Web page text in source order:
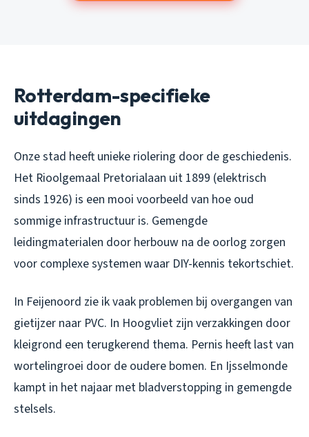
Rotterdam-specifieke
uitdagingen
Onze stad heeft unieke riolering door de geschiedenis.
Het Rioolgemaal Pretorialaan uit 1899 (elektrisch
sinds 1926) is een mooi voorbeeld van hoe oud
sommige infrastructuur is. Gemengde
leidingmaterialen door herbouw na de oorlog zorgen
voor complexe systemen waar DIY-kennis tekortschiet.
In Feijenoord zie ik vaak problemen bij overgangen van
gietijzer naar PVC. In Hoogvliet zijn verzakkingen door
kleigrond een terugkerend thema. Pernis heeft last van
wortelingroei door de oudere bomen. En Ijsselmonde
kampt in het najaar met bladverstopping in gemengde
stelsels.